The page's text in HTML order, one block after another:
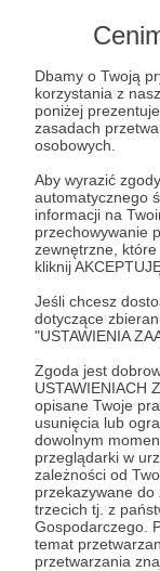
Dbamy o Twoją
korzystania z
poniżej
zasadach
osobowych.
Aby wyrazić
automatycznego
informacji na
przechowywanie
zewnętrzne, które
kliknij
Jeśli chcesz
dotyczące
"USTAWIENIA
Zgoda jest
USTAWIENIACH
opisane Twoje
usunięcia lub
dowolnym
przeglądarki w
zależności od
przekazywane
trzecich tj. z
Gospodarczego.
temat
przetwarzania
wyrażenia
osobowych.
jest po
założenie konta
dostępny jest na
* Zapoznałem
Prywatności.
* Wyrażam
osobowych
prawidłowego
Wyrażam
informacji
zmieniona w